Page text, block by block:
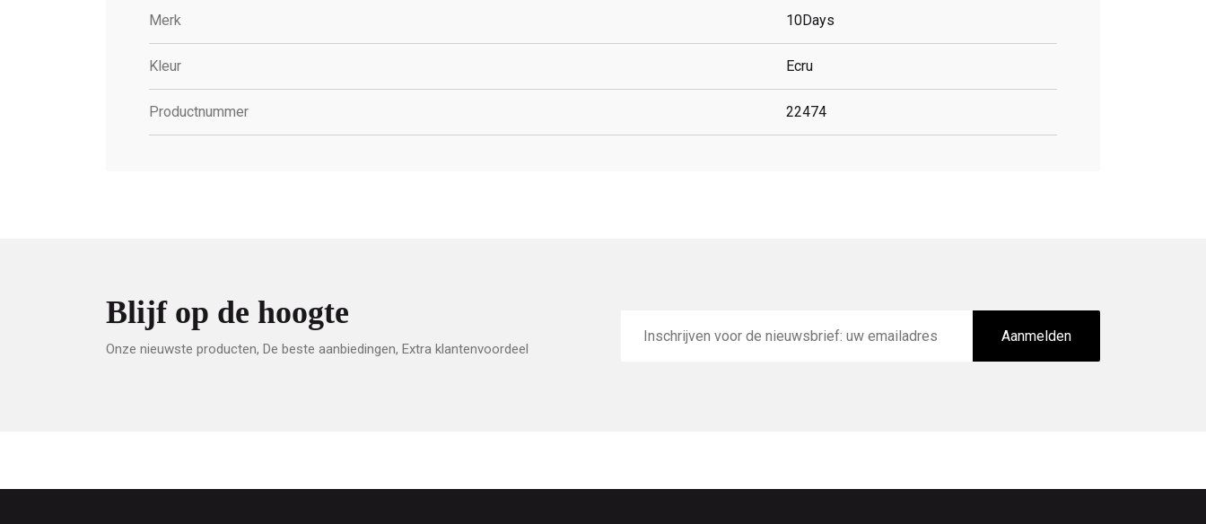
Merk 10Days
Kleur Ecru
Productnummer 22474
Blijf op de hoogte
Onze nieuwste producten, De beste aanbiedingen, Extra klantenvoordeel
mailadres
Aanmelden